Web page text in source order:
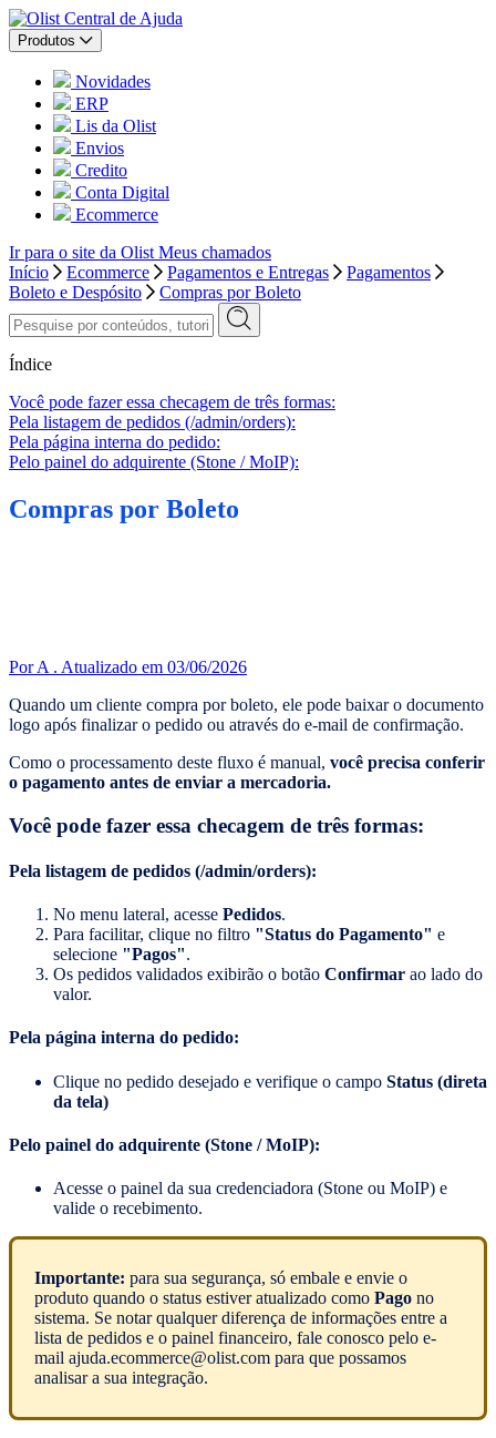
Central de Ajuda
Produtos
Novidades
ERP
Lis da Olist
Envios
Credito
Conta Digital
Ecommerce
Ir para o site da Olist Meus chamados
Início
Ecommerce Pagamentos e Entregas
Pagamentos
Boleto e Despósito
Compras por Boleto
Índice
Você pode fazer essa checagem de três formas:
Pela listagem de pedidos (/admin/orders):
Pela página interna do pedido:
Pelo painel do adquirente (Stone / MoIP):
Compras por Boleto
Por A . Atualizado em 03/06/2026
Quando um cliente compra por boleto, ele pode baixar o documento
logo após finalizar o pedido ou através do e-mail de confirmação.
Como o processamento deste fluxo é manual, você precisa conferir
o pagamento antes de enviar a mercadoria.
Você pode fazer essa checagem de três formas:
Pela listagem de pedidos (/admin/orders):
No menu lateral, acesse Pedidos.
Para facilitar, clique no filtro "Status do Pagamento" e
selecione "Pagos".
Os pedidos validados exibirão o botão Confirmar ao lado do
valor.​
Pela página interna do pedido:
Clique no pedido desejado e verifique o campo Status (direta
da tela)
Pelo painel do adquirente (Stone / MoIP):
Acesse o painel da sua credenciadora (Stone ou MoIP) e
valide o recebimento.
Importante: para sua segurança, só embale e envie o
produto quando o status estiver atualizado como Pago no
sistema. Se notar qualquer diferença de informações entre a
lista de pedidos e o painel financeiro, fale conosco pelo e-
mail ajuda.ecommerce@olist.com para que possamos
analisar a sua integração.